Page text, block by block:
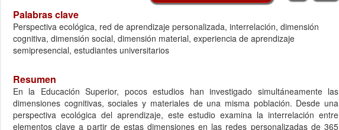
Palabras clave
Perspectiva ecológica, red de aprendizaje personalizada, interrelación, dimensión
cognitiva, dimensión social, dimensión material, experiencia de aprendizaje
semipresencial, estudiantes universitarios
Resumen
En la Educación Superior, pocos estudios han investigado simultáneamente las
dimensiones cognitivas, sociales y materiales de una misma población. Desde una
perspectiva ecológica del aprendizaje, este estudio examina la interrelación entre
elementos clave a partir de estas dimensiones en las redes personalizadas de 365